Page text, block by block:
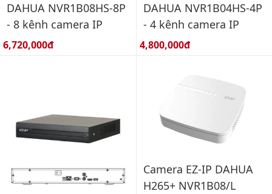
DAHUA NVR1B08HS-8P
- 8 kênh camera IP
Giá bán:
6,720,000đ
DAHUA NVR1B04HS-4P
- 4 kênh camera IP
Giá bán:
4,800,000đ
Camera EZ-IP DAHUA
H265+ NVR1B08/L